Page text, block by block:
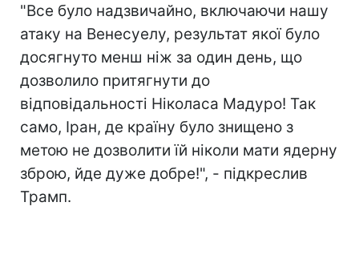
"Все було надзвичайно, включаючи нашу
атаку на Венесуелу, результат якої було
досягнуто менш ніж за один день, що
дозволило притягнути до
відповідальності Ніколаса Мадуро! Так
само, Іран, де країну було знищено з
метою не дозволити їй ніколи мати ядерну
зброю, йде дуже добре!", - підкреслив
Трамп.